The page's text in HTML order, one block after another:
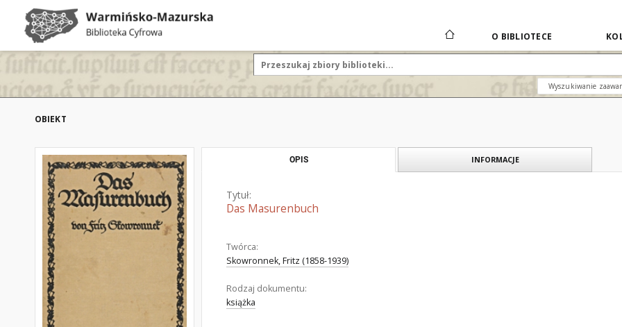
O BIBLIOTECE
Wyszukiwanie
OBIEKT
OPIS INFORMACJE
Tytuł:
Das Masurenbuch
Twórca:
Skowronnek, Fritz (1858-1939)
Rodzaj dokumentu:
książka